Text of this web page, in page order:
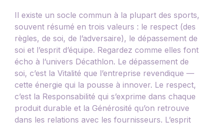
Il existe un socle commun à la plupart des sports,
souvent résumé en trois valeurs : le respect (des
règles, de soi, de l’adversaire), le dépassement de
soi et l’esprit d’équipe. Regardez comme elles font
écho à l’univers Décathlon. Le dépassement de
soi, c’est la Vitalité que l’entreprise revendique —
cette énergie qui la pousse à innover. Le respect,
c’est la Responsabilité qui s’exprime dans chaque
produit durable et la Générosité qu’on retrouve
dans les relations avec les fournisseurs. L’esprit